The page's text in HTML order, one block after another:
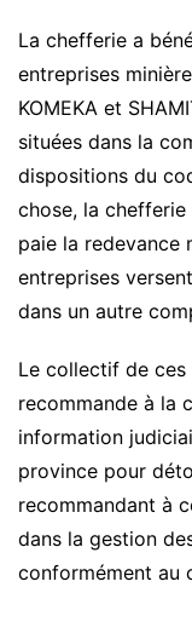
La chefferie a
entreprises
KOMEKA et
situées dans la
dispositions du
chose, la chefferie
paie la redevance
entreprises
dans un autre
Le collectif de
recommande à la
information
province pour
recommandant à
dans la gestion
conformément au